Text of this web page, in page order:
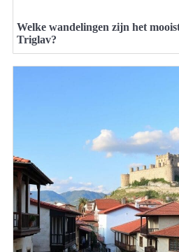
Welke wandelingen zijn het
Triglav?